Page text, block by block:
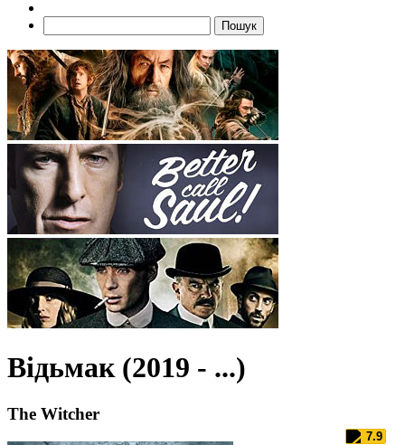
Пошук
Відьмак (2019 - ...)
The Witcher
7.9